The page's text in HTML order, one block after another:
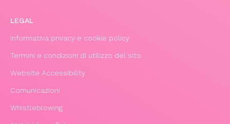
LEGAL
Informativa privacy e cookie policy
Termini e condizioni di utilizzo del sito
Website Accessibility
Comunicazioni
Whistleblowing